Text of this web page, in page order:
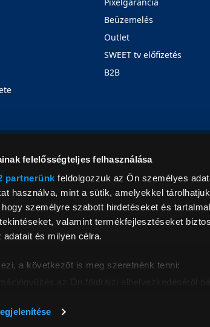
felelősségteljes felhasználása
partnerünk feldolgozzuk az Ön személyes
használva, mint a sütik, amelyekkel
személyre szabott hirdetéseket és
valamint termékfejlesztéseket
adatait és milyen célra.
a következőt is meg szeretnénk tenni:
Beüzemelés
Outlet
SWEET tv előfizetés
B2B
© 2026. Minden jog fenntartva!
feltüntetett árak, képek leírások tájékoztató jellegűek, és nem